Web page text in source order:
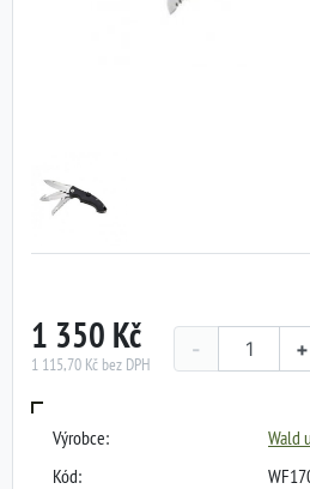
1 350 Kč
1 115,70 Kč bez DPH
+
-
Výrobce:
Wald
Kód: